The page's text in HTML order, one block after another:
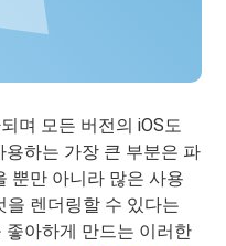
며 모든 버전의 iOS도
하는 가장 큰 부분은 파
뿐만 아니라 많은 사용
을 렌더링할 수 있다는
좋아하게 만드는 이러한